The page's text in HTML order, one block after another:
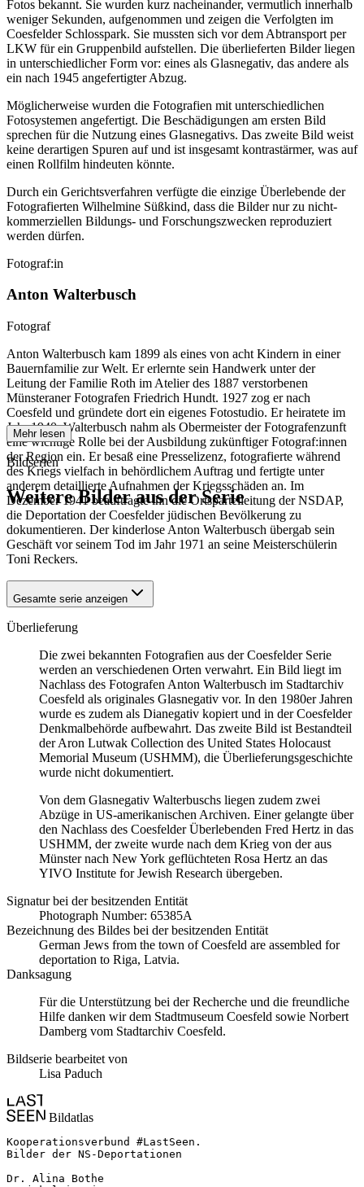
Fotos bekannt. Sie wurden kurz nacheinander, vermutlich innerhalb
weniger Sekunden, aufgenommen und zeigen die Verfolgten im
Coesfelder Schlosspark. Sie mussten sich vor dem Abtransport per
LKW für ein Gruppenbild aufstellen. Die überlieferten Bilder liegen
in unterschiedlicher Form vor: eines als Glasnegativ, das andere als
ein nach 1945 angefertigter Abzug.
Möglicherweise wurden die Fotografien mit unterschiedlichen
Fotosystemen angefertigt. Die Beschädigungen am ersten Bild
sprechen für die Nutzung eines Glasnegativs. Das zweite Bild weist
keine derartigen Spuren auf und ist insgesamt kontrastärmer, was auf
einen Rollfilm hindeuten könnte.
Durch ein Gerichtsverfahren verfügte die einzige Überlebende der
Fotografierten Wilhelmine Süßkind, dass die Bilder nur zu nicht-
kommerziellen Bildungs- und Forschungszwecken reproduziert
werden dürfen.
Fotograf:in
Anton Walterbusch
Fotograf
Anton Walterbusch kam 1899 als eines von acht Kindern in einer
Bauernfamilie zur Welt. Er erlernte sein Handwerk unter der
Leitung der Familie Roth im Atelier des 1887 verstorbenen
Münsteraner Fotografen Friedrich Hundt. 1927 zog er nach
Coesfeld und gründete dort ein eigenes Fotostudio. Er heiratete im
Jahr 1940. Walterbusch nahm als Obermeister der Fotografenzunft
eine wichtige Rolle bei der Ausbildung zukünftiger Fotograf:innen
der Region ein. Er besaß eine Presselizenz, fotografierte während
des Kriegs vielfach in behördlichem Auftrag und fertigte unter
anderem detaillierte Aufnahmen der Kriegsschäden an. Im
Dezember 1941 beauftragte ihn die Ortsparteileitung der NSDAP,
die Deportation der Coesfelder jüdischen Bevölkerung zu
dokumentieren. Der kinderlose Anton Walterbusch übergab sein
Geschäft vor seinem Tod im Jahr 1971 an seine Meisterschülerin
Toni Reckers.
Mehr lesen
Bildserien
Weitere Bilder aus der Serie
1941 Coesfeld
1941 Coesfeld
Gesamte serie anzeigen
Überlieferung
Die zwei bekannten Fotografien aus der Coesfelder Serie
werden an verschiedenen Orten verwahrt. Ein Bild liegt im
Nachlass des Fotografen Anton Walterbusch im Stadtarchiv
Coesfeld als originales Glasnegativ vor. In den 1980er Jahren
wurde es zudem als Dianegativ kopiert und in der Coesfelder
Denkmalbehörde aufbewahrt. Das zweite Bild ist Bestandteil
der Aron Lutwak Collection des United States Holocaust
Memorial Museum (USHMM), die Überlieferungsgeschichte
wurde nicht dokumentiert.
Von dem Glasnegativ Walterbuschs liegen zudem zwei
Abzüge in US-amerikanischen Archiven. Einer gelangte über
den Nachlass des Coesfelder Überlebenden Fred Hertz in das
USHMM, der zweite wurde nach dem Krieg von der aus
Münster nach New York geflüchteten Rosa Hertz an das
YIVO Institute for Jewish Research übergeben.
Signatur bei der besitzenden Entität
Photograph Number: 65385A
Bezeichnung des Bildes bei der besitzenden Entität
German Jews from the town of Coesfeld are assembled for
deportation to Riga, Latvia.
Danksagung
Für die Unterstützung bei der Recherche und die freundliche
Hilfe danken wir dem Stadtmuseum Coesfeld sowie Norbert
Damberg vom Stadtarchiv Coesfeld.
Bildserie bearbeitet von
Lisa Paduch
Bildatlas
Kooperationsverbund #LastSeen.
Bilder der NS-Deportationen
Dr. Alina Bothe